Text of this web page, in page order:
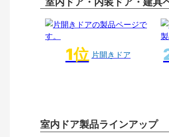
片開きドア
室内ドア製品ラインアップ